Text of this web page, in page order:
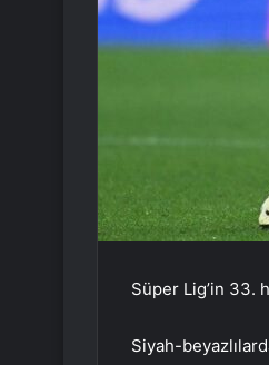
Süper Lig’in 33.
Siyah-